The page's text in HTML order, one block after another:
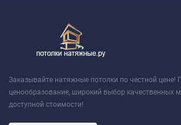
Заказывайте натяжные потолки по честной цене!
ценообразование, широкий выбор качественных
доступной стоимости!